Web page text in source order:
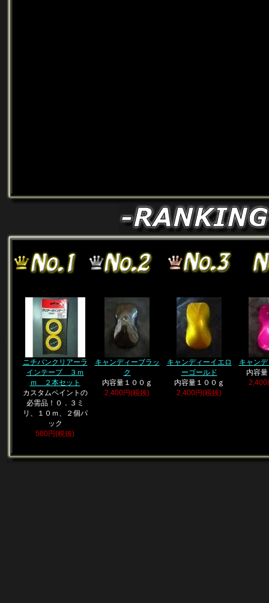
ニチバンクリアーラ
インテープ ３ｍ
ｍ ２本セット
カスタムペイントの
必需品！０．３ミ
リ、１０ｍ、２個パ
ック
580円(税抜)
キャンディーブラッ
ク
内容量１００ｇ
2,400円(税抜)
キャンディーイエロ
ーゴールド
内容量１００ｇ
2,400円(税抜)
キャン
内容
2,400